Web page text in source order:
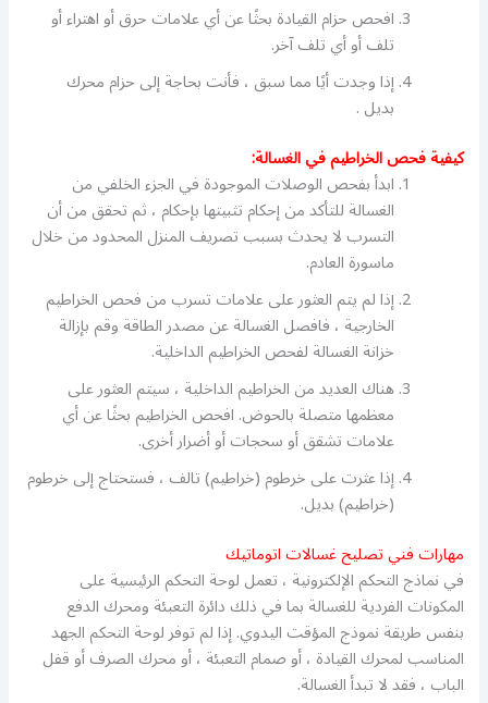
افحص حزام القيادة بحثًا عن أي علامات حرق أو اهتراء أو
تلف أو أي تلف آخر.
إذا وجدت أيًا مما سبق ، فأنت بحاجة إلى حزام محرك
بديل .
كيفية فحص الخراطيم في الغسالة:
ابدأ بفحص الوصلات الموجودة في الجزء الخلفي من
الغسالة للتأكد من إحكام تثبيتها بإحكام ، ثم تحقق من أن
التسرب لا يحدث بسبب تصريف المنزل المحدود من خلال
ماسورة العادم.
إذا لم يتم العثور على علامات تسرب من فحص الخراطيم
الخارجية ، فافصل الغسالة عن مصدر الطاقة وقم بإزالة
خزانة الغسالة لفحص الخراطيم الداخلية.
هناك العديد من الخراطيم الداخلية ، سيتم العثور على
معظمها متصلة بالحوض. افحص الخراطيم بحثًا عن أي
علامات تشقق أو سحجات أو أضرار أخرى.
إذا عثرت على خرطوم (خراطيم) تالف ، فستحتاج إلى خرطوم
(خراطيم) بديل.
مهارات فني تصليح غسالات اتوماتيك
في نماذج التحكم الإلكترونية ، تعمل لوحة التحكم الرئيسية على
المكونات الفردية للغسالة بما في ذلك دائرة التعبئة ومحرك الدفع
بنفس طريقة نموذج المؤقت اليدوي. إذا لم توفر لوحة التحكم الجهد
المناسب لمحرك القيادة ، أو صمام التعبئة ، أو محرك الصرف أو قفل
الباب ، فقد لا تبدأ الغسالة.